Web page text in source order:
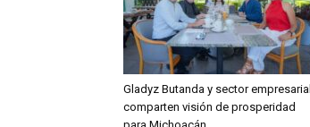
Gladyz Butanda y sector empresarial
comparten visión de prosperidad